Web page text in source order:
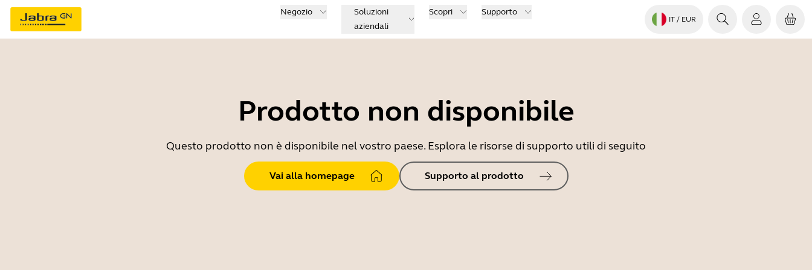
Negozio
Soluzioni
aziendali
Scopri Supporto
IT / EUR
Prodotto non disponibile
Questo prodotto non è disponibile nel vostro paese. Esplora le risorse di supporto utili di seguito
Vai alla homepage Supporto al prodotto